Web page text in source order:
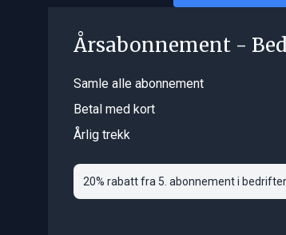
Årsabonnement -
Samle alle abonnement
Betal med kort
Årlig trekk
20% rabatt fra 5. abonnement i